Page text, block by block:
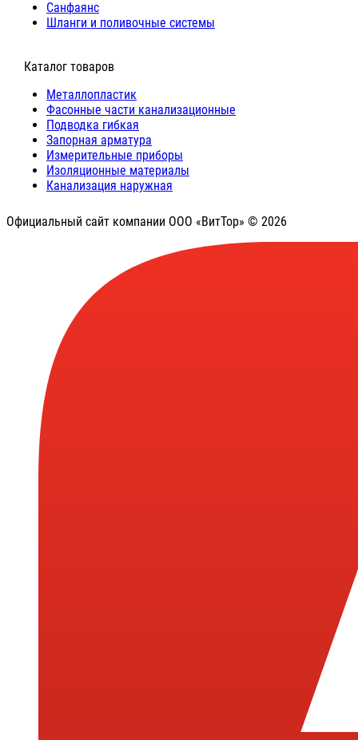
Санфаянс
Шланги и поливочные системы
⠀Каталог товаров
Металлопластик
Фасонные части канализационные
Подводка гибкая
Запорная арматура
Измерительные приборы
Изоляционные материалы
Канализация наружная
Официальный сайт компании ООО «ВитТор» © 2026